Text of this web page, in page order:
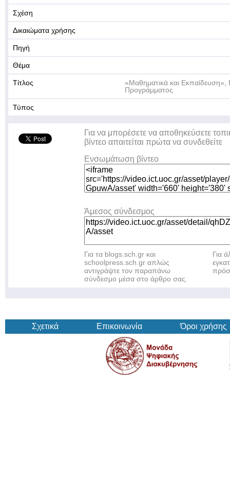
Σχέση
Δικαιώματα χρήσης
Πηγή
Θέμα
Τίτλος
«Μαθηματικά και
Προγράμματος
Τύπος
Για να μπορέσετε να αποθηκεύσετε
βίντεο απαιτείται πρώτα να συνδεθείτε
Ενσωμάτωση βίντεο
Άμεσος σύνδεσμος
Για τα blogs.sch.gr και
schoolpress.sch.gr απλώς
αντιγράψτε τον παραπάνω
σύνδεσμο μέσα στο άρθρο σας.
Για
Σχετικά Επικοινωνία Όροι χρήσης